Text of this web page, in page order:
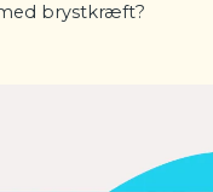
brystkræft?